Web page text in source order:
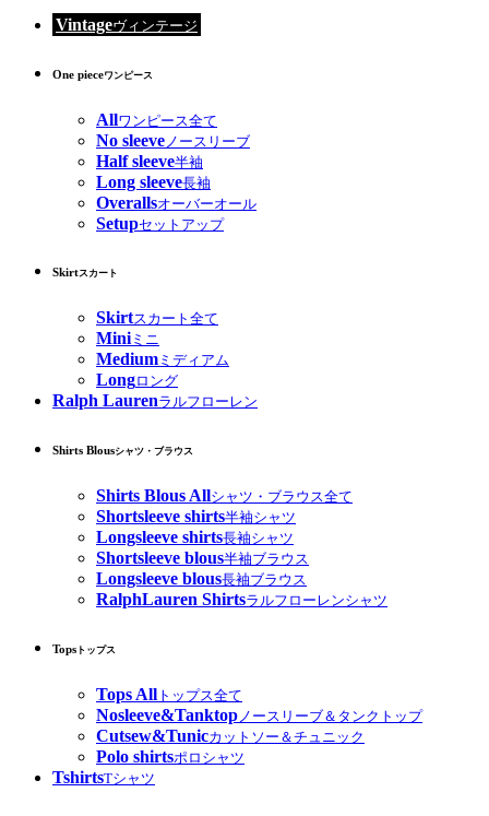
Vintageヴィンテージ
One pieceワンピース
Allワンピース全て
No sleeve ノースリーブ
Half sleeve半袖
Long sleeve長袖
Overallsオーバーオール
Setupセットアップ
Skirtスカート
Skirtスカート全て
Miniミニ
Medium ミディアム
Longロング
Ralph Laurenラルフローレン
Shirts Blousシャツ・ブラウス
Shirts Blous Allシャツ・ブラウス全て
Shortsleeve shirts半袖シャツ
Longsleeve shirts長袖シャツ
Shortsleeve blous半袖ブラウス
Longsleeve blous長袖ブラウス
RalphLauren Shirtsラルフローレンシャツ
Tops トップス
Tops All トップス全て
Nosleeve&Tanktopノースリーブ＆タンクトップ
Cutsew&Tunicカットソー＆チュニック
Polo shirtsポロシャツ
TshirtsTシャツ